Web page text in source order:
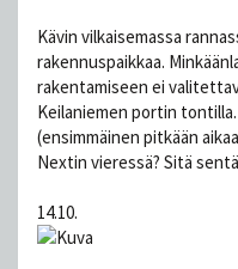
Kävin vilkaisemassa
rakennuspaikkaa.
rakentamiseen ei
Keilaniemen portin
(ensimmäinen pitkään
Nextin vieressä? Sitä
14.10.